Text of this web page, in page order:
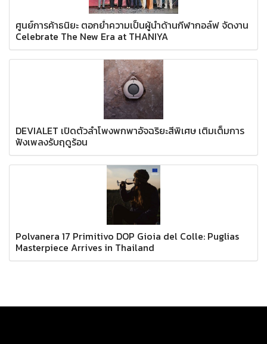
ศูนย์การค้าธนิยะ ตอกย้ำความเป็นผู้นำด้านกีฬากอล์ฟ จัดงาน
Celebrate The New Era at THANIYA
DEVIALET เปิดตัวลำโพงพกพาอัจฉริยะสีพิเศษ เติมเต็มการ
ฟังเพลงรับฤดูร้อน
Polvanera 17 Primitivo DOP Gioia del Colle: Puglias
Masterpiece Arrives in Thailand